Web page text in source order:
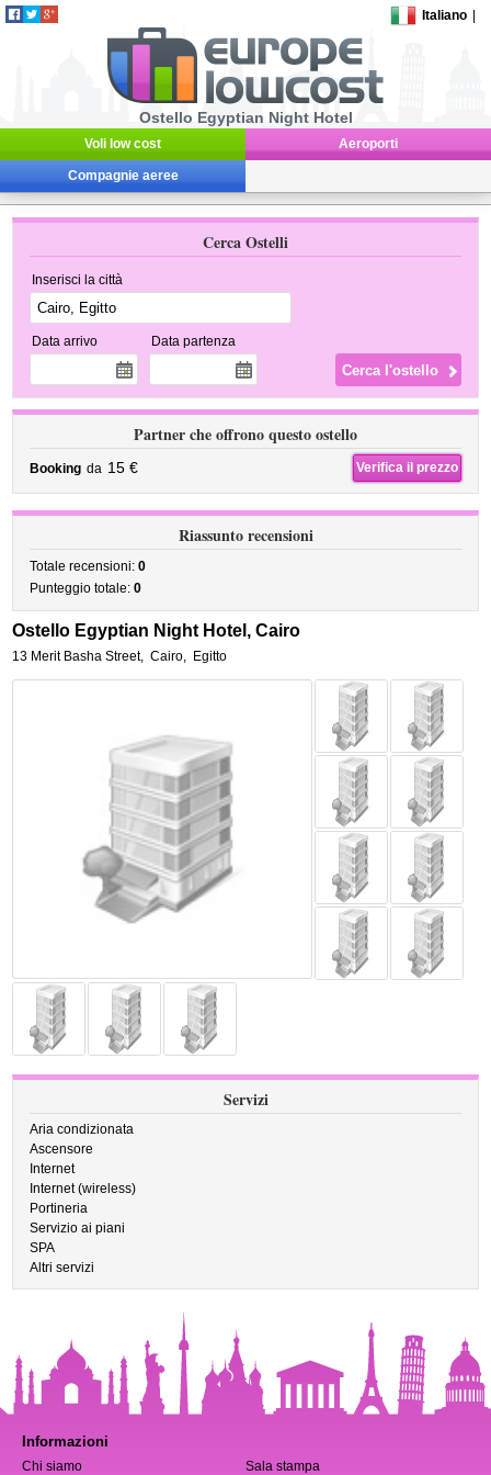
Italiano
Ostello Egyptian Night Hotel
Voli low cost Aeroporti
Compagnie aeree
Cerca Ostelli
Inserisci la città
Data arrivo Data partenza
Partner che offrono questo ostello
Booking da 15 € Verifica il prezzo
Riassunto recensioni
Totale recensioni:0
Punteggio totale:0
Ostello Egyptian Night Hotel, Cairo
13 Merit Basha Street, Cairo, Egitto
Servizi
Aria condizionata
Ascensore
Internet
Internet (wireless)
Portineria
Servizio ai piani
SPA
Altri servizi
Informazioni
Chi siamo Sala stampa